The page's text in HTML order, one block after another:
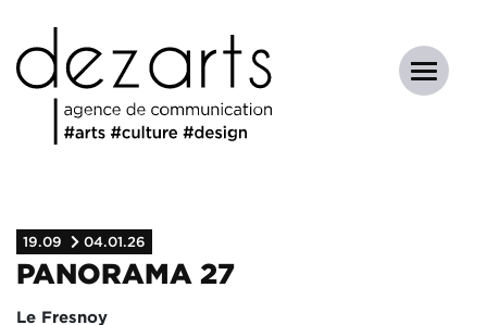
19.09 04.01.26
PANORAMA 27
Le Fresnoy